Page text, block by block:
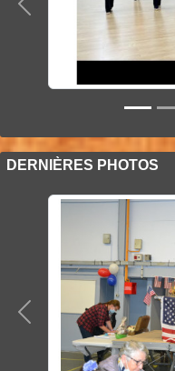
Précedent
DERNIÈRES PHOTOS
Précedent